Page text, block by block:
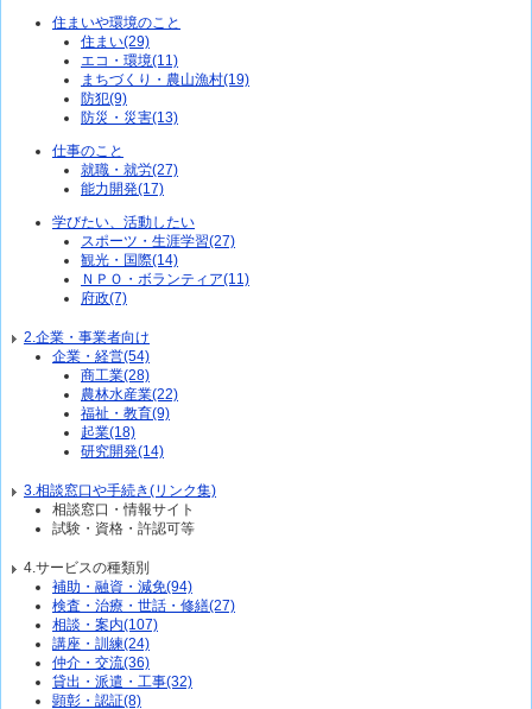
住まいや環境のこと
住まい(29)
エコ・環境(11)
まちづくり・農山漁村(19)
防犯(9)
防災・災害(13)
仕事のこと
就職・就労(27)
能力開発(17)
学びたい、活動したい
スポーツ・生涯学習(27)
観光・国際(14)
ＮＰＯ・ボランティア(11)
府政(7)
2.企業・事業者向け
企業・経営(54)
商工業(28)
農林水産業(22)
福祉・教育(9)
起業(18)
研究開発(14)
3.相談窓口や手続き(リンク集)
相談窓口・情報サイト
試験・資格・許認可等
4.サービスの種類別
補助・融資・減免(94)
検査・治療・世話・修繕(27)
相談・案内(107)
講座・訓練(24)
仲介・交流(36)
貸出・派遣・工事(32)
顕彰・認証(8)